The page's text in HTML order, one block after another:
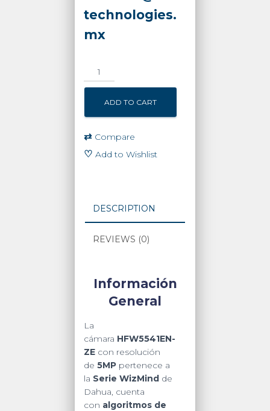
technologies.
mx
DAHUA
IPC-
-
Camara
IP
WizMind/
Motorizado
mm–
H.265+/
IR
de
50
Metros/
Ranura
para
MicroSD/
ADD TO CART
⇄ Compare
♡ Add to Wishlist
DESCRIPTION
REVIEWS (0)
Información
General
La
cámara HFW5541EN-
ZE con resolución
de 5MP pertenece a
la Serie WizMind de
Dahua, cuenta
con algoritmos de